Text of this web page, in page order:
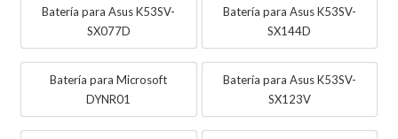
Batería para Asus K53SV-
SX077D
Batería para Asus K53SV-
SX144D
Batería para Microsoft
DYNR01
Batería para Asus K53SV-
SX123V